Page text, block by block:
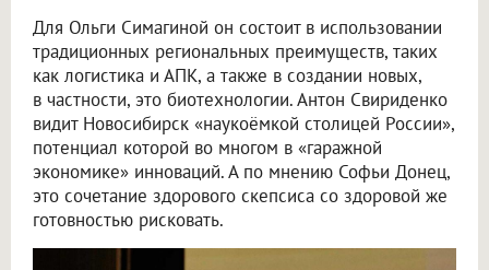
Для Ольги Симагиной он состоит в использовании
традиционных региональных преимуществ, таких
как логистика и АПК, а также в создании новых,
в частности, это биотехнологии. Антон Свириденко
видит Новосибирск «наукоёмкой столицей России»,
потенциал которой во многом в «гаражной
экономике» инноваций. А по мнению Софьи Донец,
это сочетание здорового скепсиса со здоровой же
готовностью рисковать.